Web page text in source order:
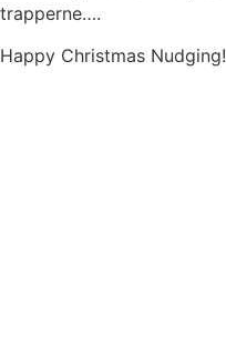
trapperne….
Happy Christmas Nudging!